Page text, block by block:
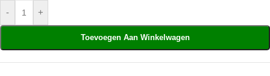
- +
Toevoegen Aan Winkelwagen